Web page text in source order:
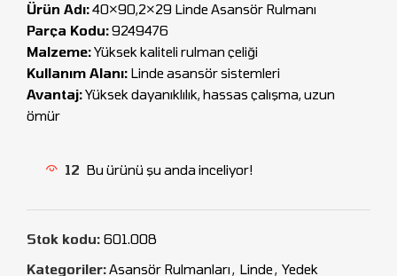
Ürün Adı:40×90,2×29 Linde Asansör Rulmanı
Parça Kodu:9249476
Malzeme:Yüksek kaliteli rulman çeliği
Kullanım Alanı: Linde asansör sistemleri
Avantaj:Yüksek dayanıklılık, hassas çalışma, uzun
ömür
12 Bu ürünü şu anda inceliyor!
Stok kodu: 601.008
Kategoriler:Asansör Rulmanları, Linde, Yedek